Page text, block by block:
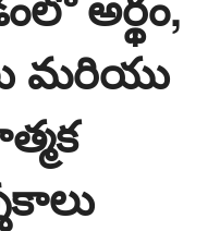
మరియు